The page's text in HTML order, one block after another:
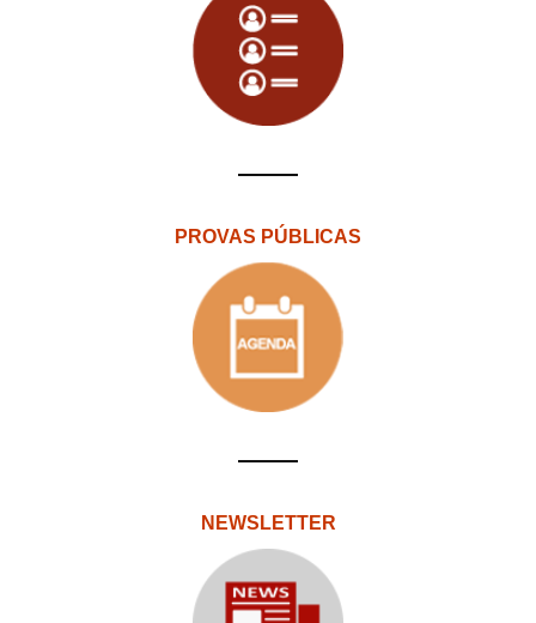
PROVAS PÚBLICAS
NEWSLETTER